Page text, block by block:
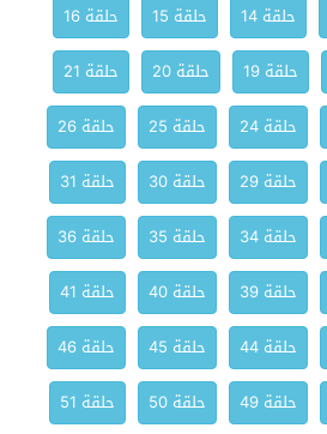
حلقة 14 حلقة 15
حلقة 16
حلقة 19 حلقة 20
حلقة 21
حلقة 24 حلقة 25
حلقة 26
حلقة 29 حلقة 30
حلقة 31
حلقة 34 حلقة 35
حلقة 36
حلقة 39 حلقة 40
حلقة 41
حلقة 44 حلقة 45
حلقة 46
حلقة 49 حلقة 50
حلقة 51